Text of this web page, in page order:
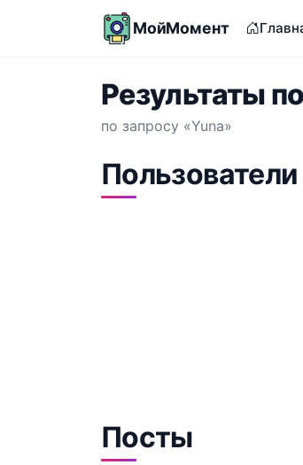
МойМомент
Результаты
по запросу «Yuna»
Пользователи
Посты